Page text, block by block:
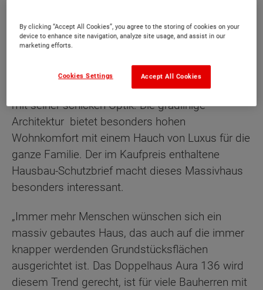
Das Doppelhaus Aura 136 überzeugt nicht nur
mit seiner schicken Optik. Die gradlinige
Architektur bietet besonders hohen
Wohnkomfort mit einem Hauch von Luxus für die
ganze Familie. Der im Kaufpreis enthaltene
Hausbau-Schutzbrief macht dieses Massivhaus
besonders interessant.
„Immer mehr Menschen wünschen sich ein
massiv gebautes Haus, das auch auf die immer
knapper werdenden Grundstücksflächen
ausgerichtet ist. Das Doppelhaus Aura 136 wird
diesem Trend gerecht, ist für viele Bauherren mit
By clicking “Accept All Cookies”, you agree to the storing of cookies on your
device to enhance site navigation, analyze site usage, and assist in our
marketing efforts.
Accept All Cookies
Cookies Settings